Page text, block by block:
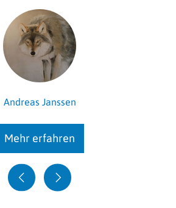
Andreas Janssen
Mehr erfahren